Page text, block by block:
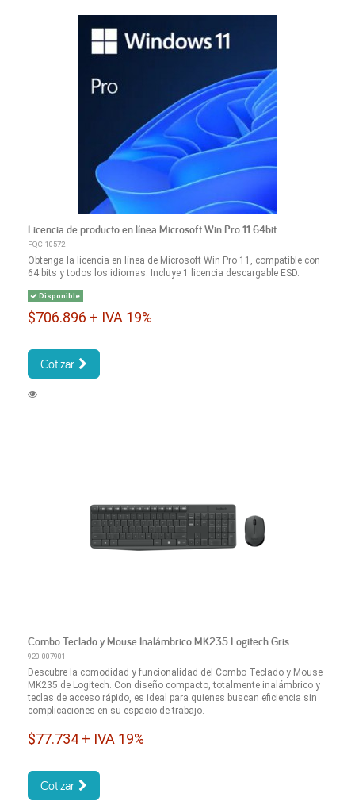
Licencia de producto en línea Microsoft Win Pro 11 64bit
FQC-10572
Obtenga la licencia en línea de Microsoft Win Pro 11, compatible con
64 bits y todos los idiomas. Incluye 1 licencia descargable ESD.
Disponible
$706.896 + IVA 19%
Cotizar
Combo Teclado y Mouse Inalámbrico MK235 Logitech Gris
920-007901
Descubre la comodidad y funcionalidad del Combo Teclado y Mouse
MK235 de Logitech. Con diseño compacto, totalmente inalámbrico y
teclas de acceso rápido, es ideal para quienes buscan eficiencia sin
complicaciones en su espacio de trabajo.
$77.734 + IVA 19%
Cotizar